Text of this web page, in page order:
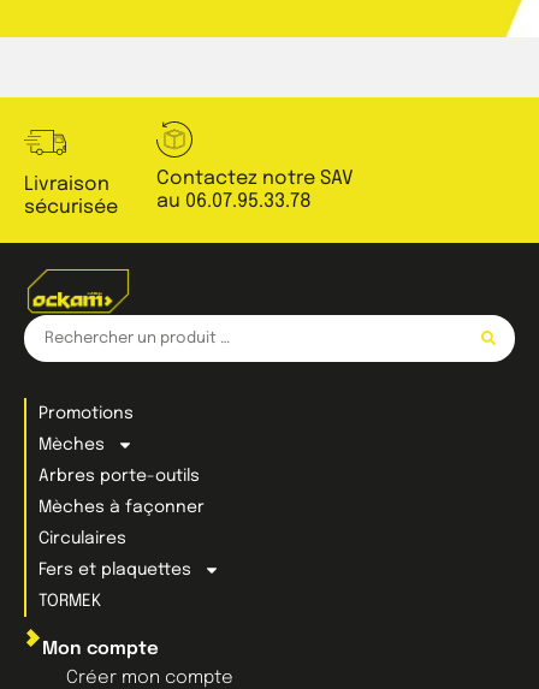
Livraison
sécurisée
Contactez notre SAV
au 06.07.95.33.78
Promotions
Mèches
Arbres porte-outils
Mèches à façonner
Circulaires
Fers et plaquettes
TORMEK
Mon compte
Créer mon compte